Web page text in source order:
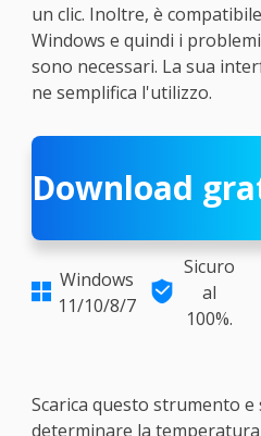
un clic. Inoltre, è
Windows e quindi i
sono necessari. La sua
ne semplifica l'utilizzo.
Download
 Windows
11/10/8/7

Sicuro
al
100%.
Scarica questo strumento
determinare la temperatura